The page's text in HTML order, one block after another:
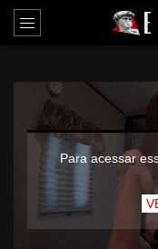
Para acessar